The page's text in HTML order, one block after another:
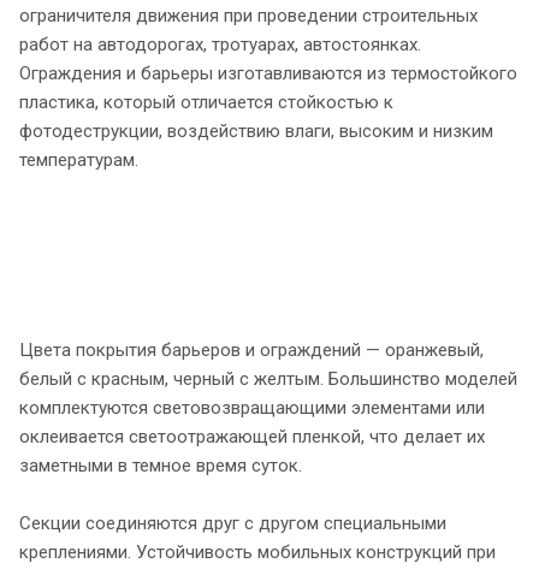
ограничителя движения при проведении строительных
работ на автодорогах, тротуарах, автостоянках.
Ограждения и барьеры изготавливаются из термостойкого
пластика, который отличается стойкостью к
фотодеструкции, воздействию влаги, высоким и низким
температурам.
Цвета покрытия барьеров и ограждений — оранжевый,
белый с красным, черный с желтым. Большинство моделей
комплектуются световозвращающими элементами или
оклеивается светоотражающей пленкой, что делает их
заметными в темное время суток.
Секции соединяются друг с другом специальными
креплениями. Устойчивость мобильных конструкций при